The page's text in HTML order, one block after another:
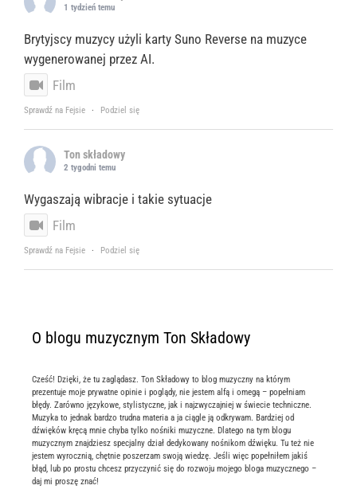
1 tydzień temu
Brytyjscy muzycy użyli karty Suno Reverse na muzyce
wygenerowanej przez AI.
Film
Sprawdź na Fejsie · Podziel się
Ton składowy
2 tygodni temu
Wygaszają wibracje i takie sytuacje
Film
Sprawdź na Fejsie · Podziel się
O blogu muzycznym Ton Składowy
Cześć! Dzięki, że tu zaglądasz. Ton Składowy to blog muzyczny na którym
prezentuje moje prywatne opinie i poglądy, nie jestem alfą i omegą – popełniam
błędy. Zarówno językowe, stylistyczne, jak i najzwyczajniej w świecie techniczne.
Muzyka to jednak bardzo trudna materia a ja ciągle ją odkrywam. Bardziej od
dźwięków kręcą mnie chyba tylko nośniki muzyczne. Dlatego na tym blogu
muzycznym znajdziesz specjalny dział dedykowany nośnikom dźwięku. Tu też nie
jestem wyrocznią, chętnie poszerzam swoją wiedzę. Jeśli więc popełniłem jakiś
błąd, lub po prostu chcesz przyczynić się do rozwoju mojego bloga muzycznego –
daj mi proszę znać!